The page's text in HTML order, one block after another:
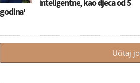
inteligentne, kao djeca od 5
godina'
Učitaj